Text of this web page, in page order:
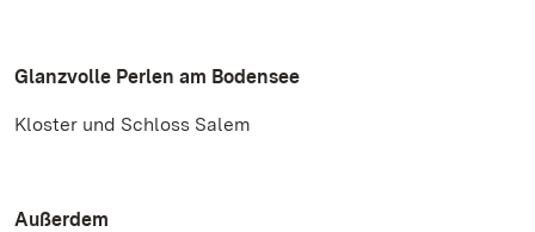
Glanzvolle Perlen am Bodensee
Kloster und Schloss Salem
Außerdem